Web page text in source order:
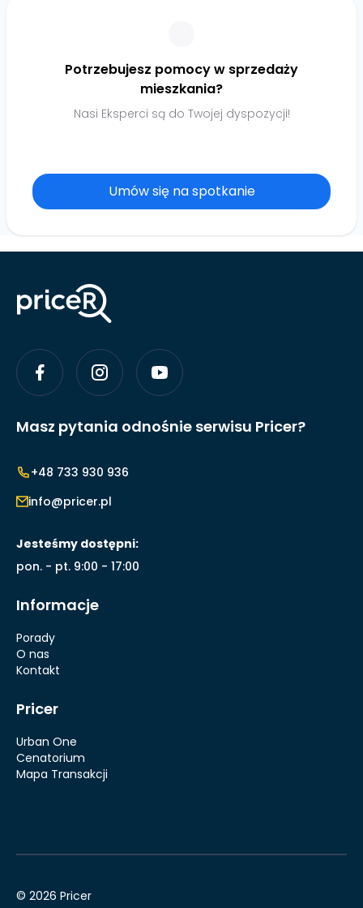
Potrzebujesz pomocy w sprzedaży
mieszkania?
Nasi Eksperci są do Twojej dyspozycji!
Umów się na spotkanie
Masz pytania odnośnie serwisu Pricer?
+48 733 930 936
info@pricer.pl
Jesteśmy dostępni:
pon. - pt. 9:00 - 17:00
Informacje
Porady
O nas
Kontakt
Pricer
Urban One
Cenatorium
Mapa Transakcji
© 2026 Pricer